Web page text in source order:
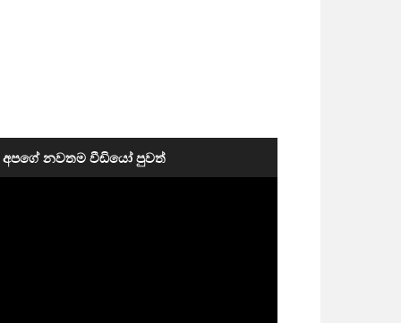
අපගේ නවතම වීඩියෝ පුවත්